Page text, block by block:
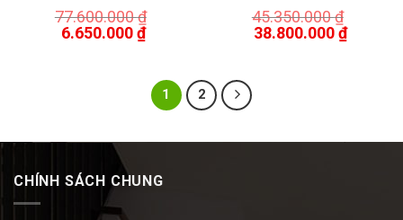
77.600.000₫
6.650.000₫
45.350.000₫
38.800.000₫
1 2
CHÍNH SÁCH CHUNG